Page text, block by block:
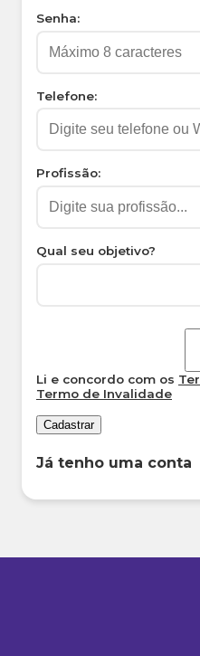
Senha:
Telefone:
Profissão:
Qual seu objetivo?
Li e concordo com os
Termo de Invalidade
Cadastrar
Já tenho uma conta